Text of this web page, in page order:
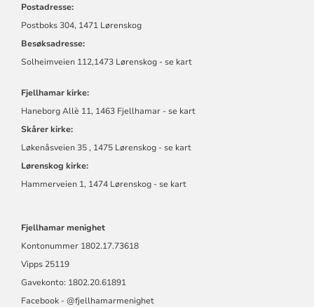
Postadresse:
Postboks 304, 1471 Lørenskog
Besøksadresse:
Solheimveien 112,1473 Lørenskog - se kart
Fjellhamar kirke:
Haneborg Allè 11, 1463 Fjellhamar - se kart
Skårer kirke:
Løkenåsveien 35 , 1475 Lørenskog - se kart
Lørenskog kirke:
Hammerveien 1, 1474 Lørenskog - se kart
Fjellhamar menighet
Kontonummer 1802.17.73618
Vipps 25119
Gavekonto: 1802.20.61891
Facebook -@fjellhamarmenighet